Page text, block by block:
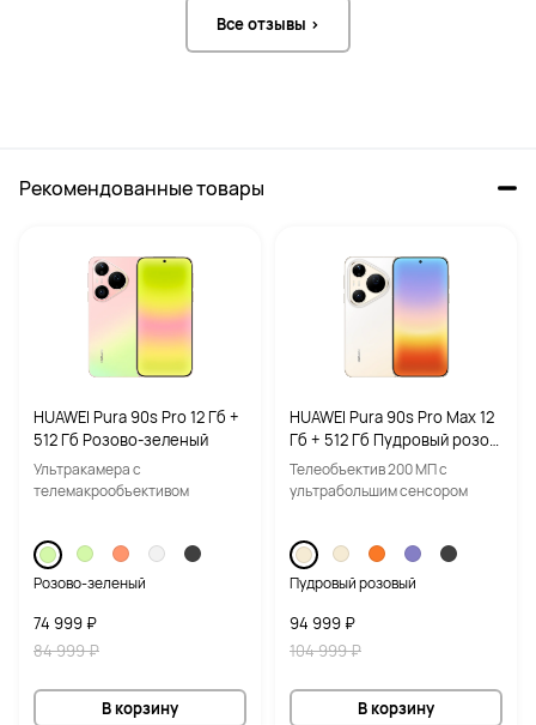
Да
Все отзывы >
Рекомендованные товары
HUAWEI Pura 90s Pro 12 Гб +
512 Гб Розово-зеленый
Ультракамера с
телемакрообъективом
Розово-зеленый
74 999 ₽
84 999 ₽
В корзину
HUAWEI Pura 90s Pro Max 12
Гб + 512 Гб Пудровый розов
ый
Телеобъектив 200 МП с
ультрабольшим сенсором
Пудровый розовый
94 999 ₽
104 999 ₽
В корзину